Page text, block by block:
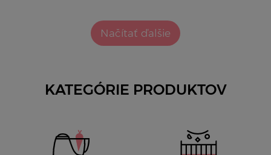
Načítať ďalšie
KATEGÓRIE PRODUKTOV